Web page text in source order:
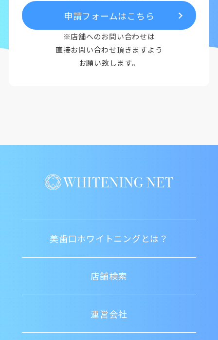
申請フォームはこちら
※店舗へのお問い合わせは
直接お問い合わせ頂きますよう
お願い致します。
美歯口ホワイトニングとは？
店舗検索
運営会社